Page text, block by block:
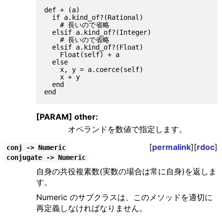
def + (a)
  if a.kind_of?(Rational)
    # 長いので省略
  elsif a.kind_of?(Integer)
    # 長いので省略
  elsif a.kind_of?(Float)
    Float(self) + a
  else
    x, y = a.coerce(self)
    x + y
  end
[PARAM] other:
オペランドを数値で指定します。
conj -> Numeric [permalink][rdoc]
conjugate -> Numeric
自身の共役複素数(実数の場合は常に自身)を返しま
す。
Numeric のサブクラスは、このメソッドを適切に
再定義しなければなりません。